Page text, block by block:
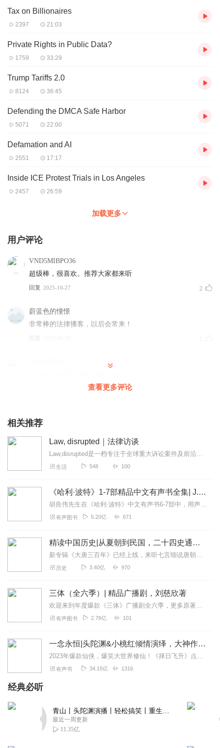
Consulting Group) and was called a “global litigation powerhouse”
by The Wall Street Journal.
newest technologies, innovations, and current events—and ask
Tax on Billionaires
2397 21:03
Private Rights in Public Data?
1759 33:29
Trump Tariffs 2.0
8124 36:45
Defending the DMCA Safe Harbor
5071 22:00
Defamation and AI
2551 17:17
Inside ICE Protest Trials in Los Angeles
2457 26:59
加载更多
用户评论
VND5MIBPO36
超级棒，很喜欢。推荐大家都来听
回复 2025-10-27 2
蔚蓝色的憧憬
非常棒的法律播客，以后会常来！
回复
查看更多评论
相关推荐
Law, disrupted｜法律访谈
Law,disrupted是一档专注于全球重大诉讼案件及前沿法律问题的访谈类播客节目。播客主持人是美国传奇诉讼律师张鲲展（JohnB.Quinn，人称JB...
生活 548 100
《哈利·波特》1-7部精品中文有声书全集| J.K.罗琳原著，光合积木演播
胡良伟先生在《哈利·波特》中文有声书6-7部中，用声音带领着大家继续魔法之旅。为保证作品的一致性，给大家带来完整的魔法体验，我们与版权方PottermoreP...
有声图书 5.20亿 671
精读中国历史|从夏朝到民国，二十四史通史解析，中华上下五千年
新专辑《大唐三百年》已经上线，来听七言细说唐朝三百年历史吧。点击即可跳转收听。【精读中国历史】立足正史，现代阐释。溯本清源，守正创新。比小说还精彩的正说中国历...
历史 3.40亿 970
三体（全六季）| 精品广播剧，刘慈欣著
欢迎来到年度爆款《三体》广播剧全六季，更多原著细节，全集畅听！【购买须知】1、本作品为付费广播剧《三体（全六季）》，定价198元，购买成功后即可收听。VIP会员...
有声图书 2.78亿 101
一念永恒|头陀渊&小桃红倾情演绎，大神作者耳根经典作品
2023年爆款仙侠，爆笑大世界修仙！《择日飞升》点击传送2021年神书力荐：《大奉打更人》限时免费不容错过【强烈推荐】●《一念永恒》是“网文之王”五大至尊之一作...
有声书 34.15亿 1316
经典必听
最近一周更新
11.35亿